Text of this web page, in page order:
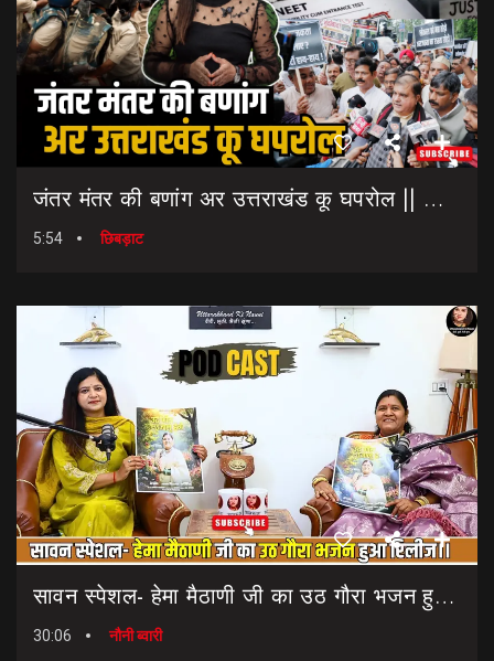
जंतर मंतर की बणांग अर उत्तराखंड कू घपरोल || NEET Paper Leak || Dharmendra Pradhan Resigns
5:54 छिबड़ाट
सावन स्पेशल- हेमा मैठाणी जी का उठ गौरा भजन हुआ रिलीज।। Sawan Special Bhajan || Uth Gaura Bhajan
30:06 नौनी ब्वारी